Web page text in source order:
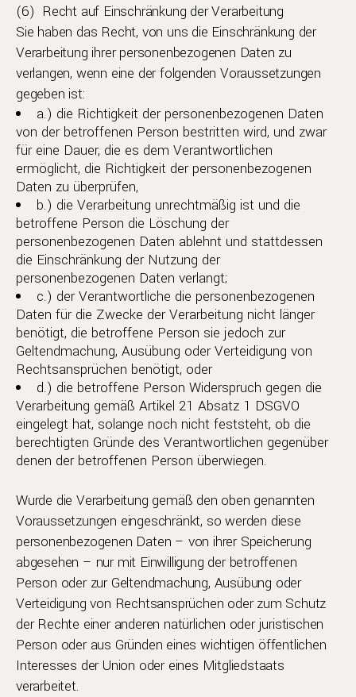
(6) Recht auf Einschränkung der Verarbeitung
Sie haben das Recht, von uns die Einschränkung der
Verarbeitung ihrer personenbezogenen Daten zu
verlangen, wenn eine der folgenden Voraussetzungen
gegeben ist:
a.) die Richtigkeit der personenbezogenen Daten
von der betroffenen Person bestritten wird, und zwar
für eine Dauer, die es dem Verantwortlichen
ermöglicht, die Richtigkeit der personenbezogenen
Daten zu überprüfen,
b.) die Verarbeitung unrechtmäßig ist und die
betroffene Person die Löschung der
personenbezogenen Daten ablehnt und stattdessen
die Einschränkung der Nutzung der
personenbezogenen Daten verlangt;
c.) der Verantwortliche die personenbezogenen
Daten für die Zwecke der Verarbeitung nicht länger
benötigt, die betroffene Person sie jedoch zur
Geltendmachung, Ausübung oder Verteidigung von
Rechtsansprüchen benötigt, oder
d.) die betroffene Person Widerspruch gegen die
Verarbeitung gemäß Artikel 21 Absatz 1 DSGVO
eingelegt hat, solange noch nicht feststeht, ob die
berechtigten Gründe des Verantwortlichen gegenüber
denen der betroffenen Person überwiegen.
Wurde die Verarbeitung gemäß den oben genannten
Voraussetzungen eingeschränkt, so werden diese
personenbezogenen Daten – von ihrer Speicherung
abgesehen – nur mit Einwilligung der betroffenen
Person oder zur Geltendmachung, Ausübung oder
Verteidigung von Rechtsansprüchen oder zum Schutz
der Rechte einer anderen natürlichen oder juristischen
Person oder aus Gründen eines wichtigen öffentlichen
Interesses der Union oder eines Mitgliedstaats
verarbeitet.